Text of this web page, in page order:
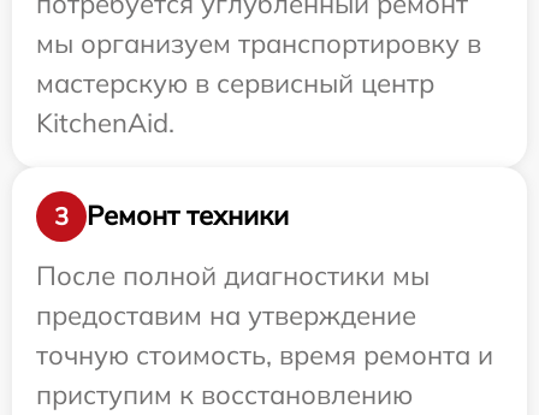
мы организуем транспортировку в
мастерскую в сервисный центр
KitchenAid.
3
Ремонт техники
После полной диагностики мы
предоставим на утверждение
точную стоимость, время ремонта и
приступим к восстановлению